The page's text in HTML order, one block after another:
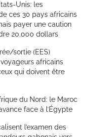
Unis: les
ces 30 pays africains
payer une caution
20.000 dollars
sortie (EES)
africains
qui doivent être
du Nord: le Maroc
face à l’Égypte
l’examen des